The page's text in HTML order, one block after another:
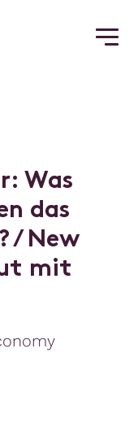
r: Was
n das
?/ New
t mit